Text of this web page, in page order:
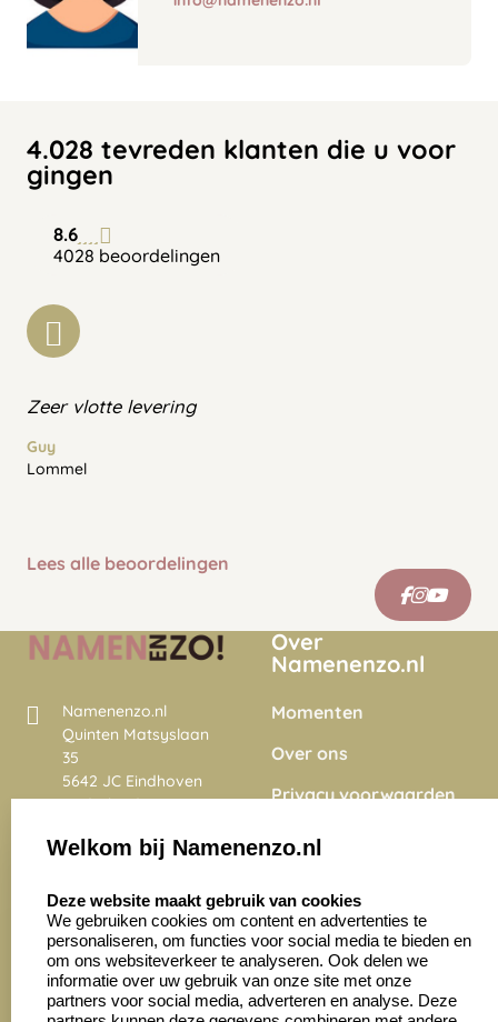
4.028 tevreden klanten die u voor
gingen
8.6
4028 beoordelingen
Zeer vlotte levering
Guy
Lommel
Lees alle beoordelingen
Namenenzo.nl
Quinten Matsyslaan
35
5642 JC Eindhoven
Nederland
4028 beoordelingen
Over
Namenenzo.nl
Momenten
Over ons
Privacy voorwaarden
Onze vacatures
Zakelijk:
Aanvraag op maat
Klantenservice:
Contact opnemen
Welkom bij Namenenzo.nl
Deze website maakt gebruik van cookies
We gebruiken cookies om content en advertenties te
personaliseren, om functies voor social media te bieden en
om ons websiteverkeer te analyseren. Ook delen we
informatie over uw gebruik van onze site met onze
partners voor social media, adverteren en analyse. Deze